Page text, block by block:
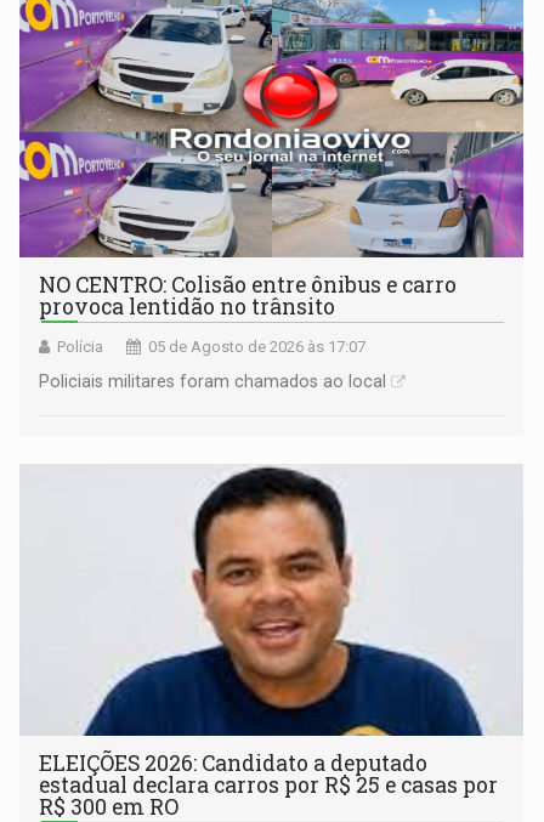
NO CENTRO: Colisão entre ônibus e carro
provoca lentidão no trânsito
Polícia 05 de Agosto de 2026 às 17:07
Policiais militares foram chamados ao local
ELEIÇÕES 2026: Candidato a deputado
estadual declara carros por R$ 25 e casas por
R$ 300 em RO